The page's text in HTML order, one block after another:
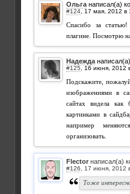
Ольга написал(а)
#124
Спасибо за
плагине. Посмотрю на
Надежда
#125
Подскажите,
изображениями в
сайтах видела
картинками в
например
организовать.
Flector написал(а)
#126
Тоже